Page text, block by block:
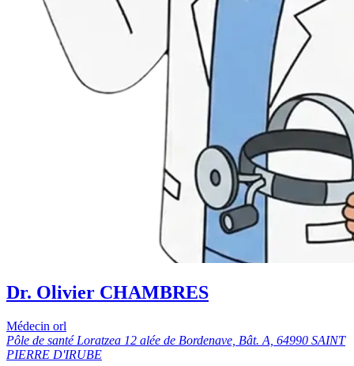
Dr. Olivier CHAMBRES
Médecin orl
Pôle de santé Loratzea 12 alée de Bordenave, Bât. A, 64990 SAINT
PIERRE D'IRUBE